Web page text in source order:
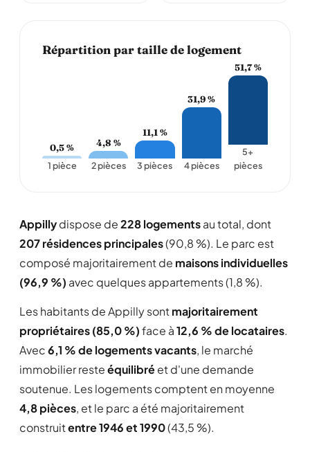
Répartition par taille de logement
0,5 %
1 pièce
4,8 %
2 pièces
11,1 %
3 pièces
31,9 %
4 pièces
51,7 %
5+
pièces
Appillydispose de228 logementsau total, dont
207 résidences principales(90,8 %). Le parc est
composé majoritairement de maisons individuelles
(96,9 %) avec quelques appartements (1,8 %).
Les habitants de Appilly sontmajoritairement
propriétaires (85,0 %)face à12,6 % de locataires.
Avec6,1 % de logements vacants, le marché
immobilier resteéquilibréet d'une demande
soutenue. Les logements comptent en moyenne
4,8 pièces, et le parc a été majoritairement
construitentre 1946 et 1990(43,5 %).